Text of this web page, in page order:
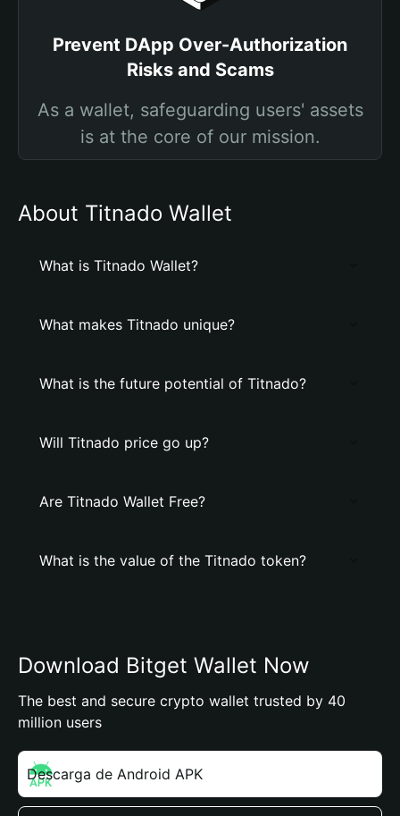
Prevent DApp Over-Authorization
Risks and Scams
As a wallet, safeguarding users' assets
is at the core of our mission.
About Titnado Wallet
What is Titnado Wallet?
What makes Titnado unique?
What is the future potential of Titnado?
Will Titnado price go up?
Are Titnado Wallet Free?
What is the value of the Titnado token?
Download Bitget Wallet Now
The best and secure crypto wallet trusted by 40
million users
Descarga de Android APK